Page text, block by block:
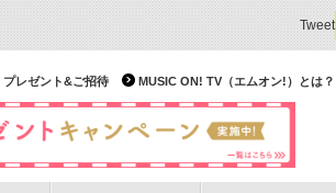
Tweet
MUSIC ON! TV（エムオン!）とは？
プレゼント&ご招待